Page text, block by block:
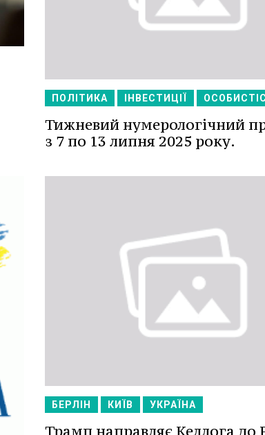
ПОЛІТИКА ІНВЕСТИЦІЇ
Тижневий нумерологічний
з 7 по 13 липня 2025 року.
БЕРЛІН КИЇВ УКРАЇНА